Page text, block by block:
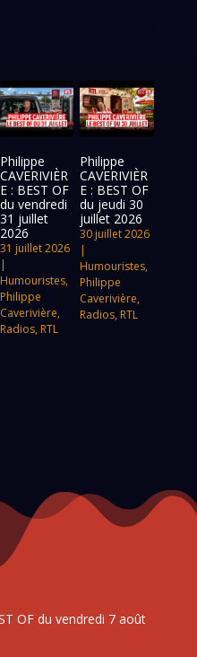
Philippe
CAVERIVIÈR
E : BEST OF
du vendredi
31 juillet
2026
31 juillet 2026
|
Humouristes,
Philippe
Caverivière,
Radios, RTL
Philippe
CAVERIVIÈR
E : BEST OF
du jeudi 30
juillet 2026
30 juillet 2026
|
Humouristes,
Philippe
Caverivière,
Radios, RTL
OF du vendredi 7 août